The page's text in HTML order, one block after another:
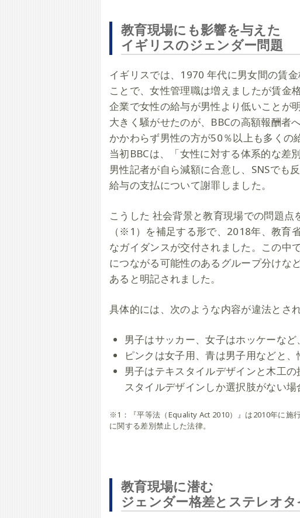
教育現場にも影響を与えた
イギリスのジェンダー問題
イギリスでは、1970 年代に男女間の賃
ことで、女性管理職は増えましたが賃
企業で女性の給与が男性より低いことが
大きく騒がせたのが、BBCの高額報酬者
かかわらず男性の方が50％以上も多くの
当初BBCは、「女性に対する体系的な差
男性記者が自ら減額に合意し、SNSでも
給与の支払について謝罪しました。
こうした 社会背景と教育現場での問題
（※1）を補足する形で、2018年、教育
なガイダンスが交付されました。この中
につながる可能性のあるグループ分けな
あると明記されました。
具体的には、次のような内容が違法とされ
男子はサッカー、女子はホッケーな
ピンクは女子用、青は男子用などと
男子はテキスタイルデザインと木工
スタイルデザインしか選択肢がない場
※1：『平等法（Equality Act 2010）』は2010年に施
に関する差別禁止した法律。
教育現場に潜む
ジェンダー格差とステレオ